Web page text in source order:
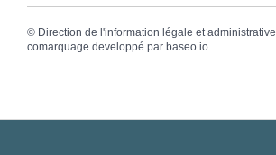
© Direction de l'information légale et administrative
comarquage developpé par baseo.io